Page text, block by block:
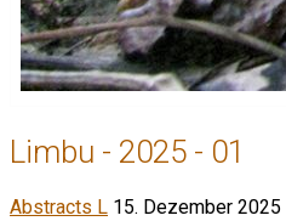
Limbu - 2025 - 01
Abstracts L 15. Dezember 2025